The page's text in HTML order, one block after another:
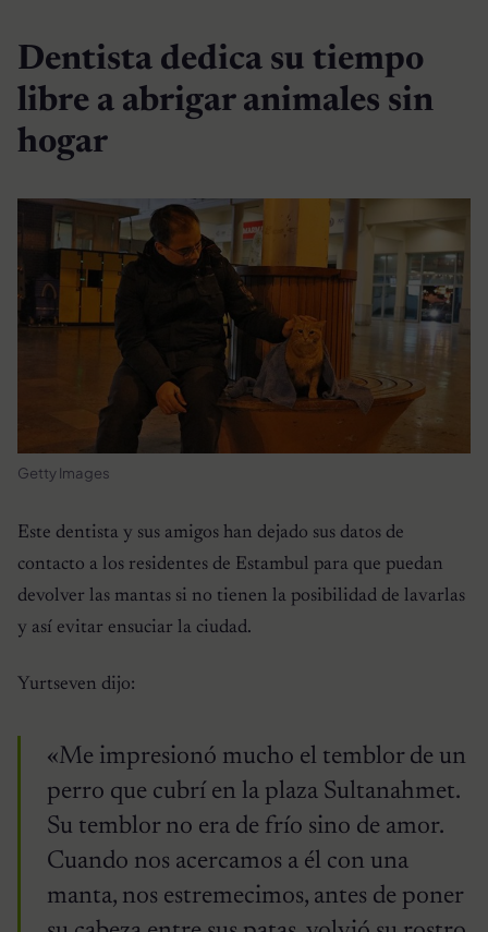
Dentista dedica su tiempo
libre a abrigar animales sin
hogar
Getty Images
Este dentista y sus amigos han dejado sus datos de
contacto a los residentes de Estambul para que puedan
devolver las mantas si no tienen la posibilidad de lavarlas
y así evitar ensuciar la ciudad.
Yurtseven dijo:
«Me impresionó mucho el temblor de un
perro que cubrí en la plaza Sultanahmet.
Su temblor no era de frío sino de amor.
Cuando nos acercamos a él con una
manta, nos estremecimos, antes de poner